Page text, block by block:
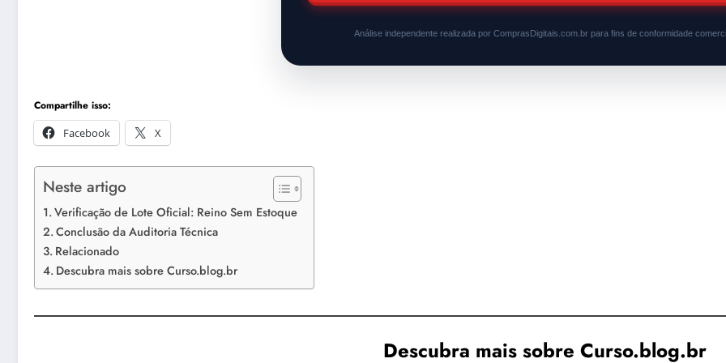
Análise independente realizada por ComprasDigitais.com.br para fins de conformidade
Compartilhe isso:
Facebook
X
Neste artigo
Verificação de Lote Oficial: Reino Sem Estoque
Conclusão da Auditoria Técnica
Relacionado
Descubra mais sobre Curso.blog.br
Descubra mais sobre Curso.blog.br